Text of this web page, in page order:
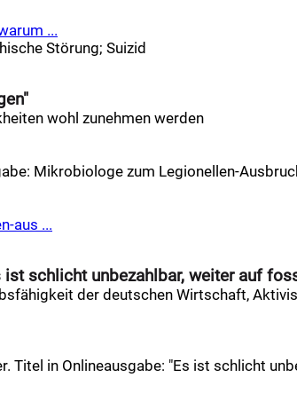
...
Störung; Suizid
wohl zunehmen werden
Mikrobiologe zum Legionellen-
aus ...
schlicht unbezahlbar, weiter auf
der deutschen Wirtschaft,
Titel in Onlineausgabe: "Es ist schlicht